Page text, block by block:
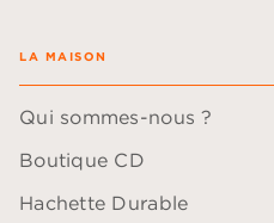
LA MAISON
Qui sommes-nous ?
Boutique CD
Hachette Durable